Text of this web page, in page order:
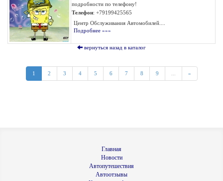
подробности по телефону!
Телефон: +79199425565
Центр Обслуживания Автомобилей....
Подробнее »»»
вернуться назад в каталог
1 2 3 4 5 6 7 8 9 »
Главная
Новости
Автопутешествия
Автоотзывы